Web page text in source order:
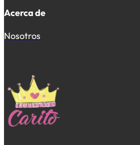
Acerca de
Nosotros